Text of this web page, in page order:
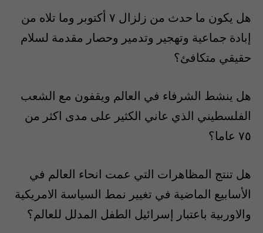
هل يكون ما حدث من زلزال ٧ أكتوبر وما تلاه من
إبادة جماعية وتهجير وتدمير وحصار مقدمة لسلام
حقيقي متكافئ؟
هل ينشط الشرفاء في العالم ويقفون مع الشعب
الفلسطيني الذي عاني الكثير على مدى اكثر من
٧٥ عاما؟
هل تنتج المظاهرات التي عمت انحاء العالم في
الأسابيع الماضية في تغيير نمط السياسة الامريكية
والاوربية باعتبار إسرائيل الطفل المدلل للعالم؟